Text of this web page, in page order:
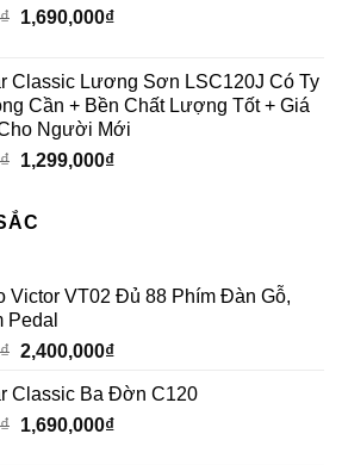
₫ 1,690,000₫
Classic Lương Sơn LSC120J Có Ty
Cần + Bền Chất Lượng Tốt + Giá
Người Mới
₫ 1,299,000₫
Victor VT02 Đủ 88 Phím Đàn Gỗ,
Pedal
₫ 2,400,000₫
Classic Ba Đờn C120
₫ 1,690,000₫